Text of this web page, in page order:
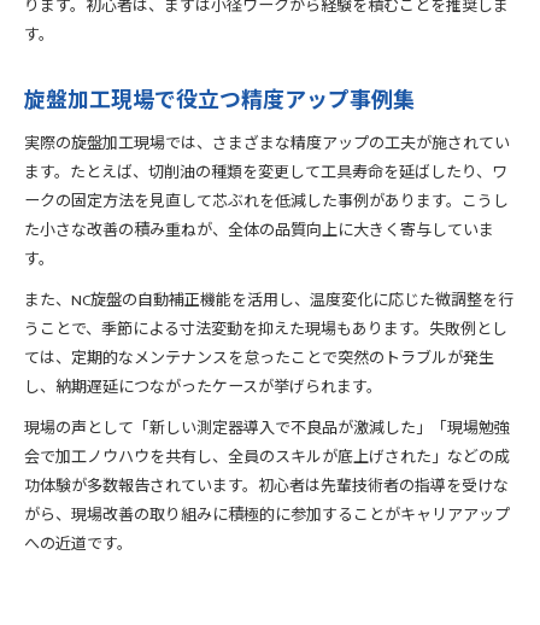
ります。初心者は、まずは小径ワークから経験を積むことを推奨しま
す。
旋盤加工現場で役立つ精度アップ事例集
実際の旋盤加工現場では、さまざまな精度アップの工夫が施されてい
ます。たとえば、切削油の種類を変更して工具寿命を延ばしたり、ワ
ークの固定方法を見直して芯ぶれを低減した事例があります。こうし
た小さな改善の積み重ねが、全体の品質向上に大きく寄与していま
す。
また、NC旋盤の自動補正機能を活用し、温度変化に応じた微調整を行
うことで、季節による寸法変動を抑えた現場もあります。失敗例とし
ては、定期的なメンテナンスを怠ったことで突然のトラブルが発生
し、納期遅延につながったケースが挙げられます。
現場の声として「新しい測定器導入で不良品が激減した」「現場勉強
会で加工ノウハウを共有し、全員のスキルが底上げされた」などの成
功体験が多数報告されています。初心者は先輩技術者の指導を受けな
がら、現場改善の取り組みに積極的に参加することがキャリアアップ
への近道です。